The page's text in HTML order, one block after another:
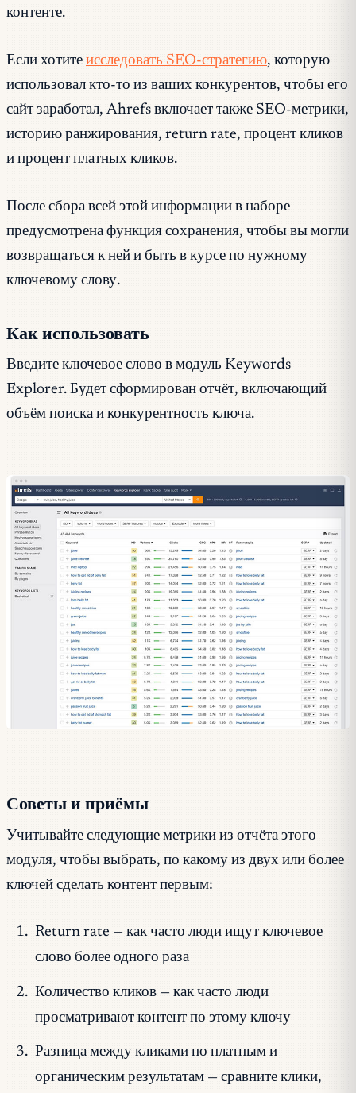
контенте.
Если хотите исследовать SEO-стратегию, которую
использовал кто-то из ваших конкурентов, чтобы его
сайт заработал, Ahrefs включает также SEO-метрики,
историю ранжирования, return rate, процент кликов
и процент платных кликов.
После сбора всей этой информации в наборе
предусмотрена функция сохранения, чтобы вы могли
возвращаться к ней и быть в курсе по нужному
ключевому слову.
Как использовать
Введите ключевое слово в модуль Keywords
Explorer. Будет сформирован отчёт, включающий
объём поиска и конкурентность ключа.
Советы и приёмы
Учитывайте следующие метрики из отчёта этого
модуля, чтобы выбрать, по какому из двух или более
ключей сделать контент первым:
Return rate — как часто люди ищут ключевое
слово более одного раза
Количество кликов — как часто люди
просматривают контент по этому ключу
Разница между кликами по платным и
органическим результатам — сравните клики,